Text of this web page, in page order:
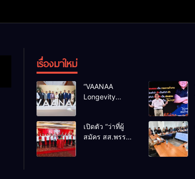
เรื่องมาใหม่
“VAANAA
Longevity
เอนต์ใหญ่สุดใน
อาเซียน
เปิดตัว “ว่าที่ผู้
สมัคร สส.พรรค